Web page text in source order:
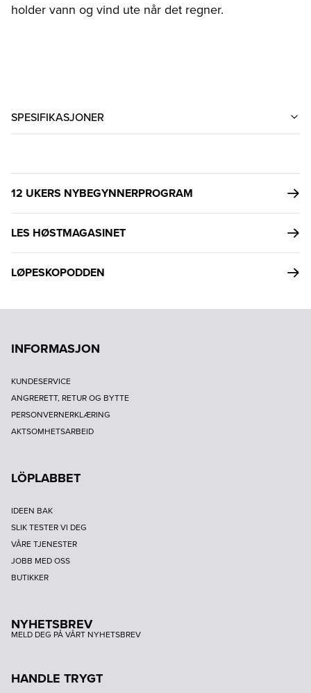
holder vann og vind ute når det regner.
SPESIFIKASJONER
12 UKERS NYBEGYNNERPROGRAM
LES HØSTMAGASINET
LØPESKOPODDEN
INFORMASJON
KUNDESERVICE
ANGRERETT, RETUR OG BYTTE
PERSONVERNERKLÆRING
AKTSOMHETSARBEID
LÖPLABBET
IDEEN BAK
SLIK TESTER VI DEG
VÅRE TJENESTER
JOBB MED OSS
BUTIKKER
NYHETSBREV
MELD DEG PÅ VÅRT NYHETSBREV
HANDLE TRYGT